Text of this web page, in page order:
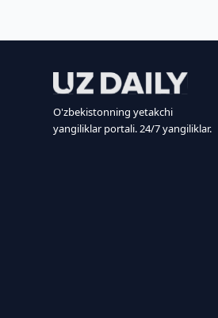
O'zbekistonning yetakchi
yangiliklar portali. 24/7 yangiliklar.